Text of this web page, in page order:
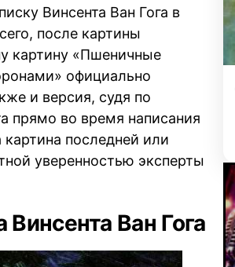
Винсента Ван Гога в
после картины
картину «Пшеничные
официально
и версия, судя по
прямо во время написания
последней или
уверенностью эксперты
Ван Гога